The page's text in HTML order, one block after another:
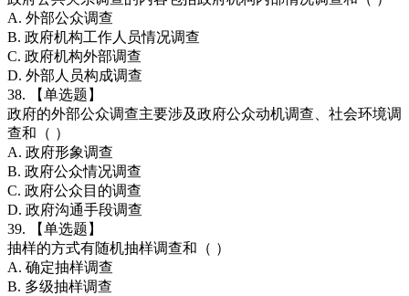
A. 外部公众调查
B. 政府机构工作人员情况调查
C. 政府机构外部调查
D. 外部人员构成调查
38. 【单选题】
政府的外部公众调查主要涉及政府公众动机调查、社会环境调
查和（ ）
A. 政府形象调查
B. 政府公众情况调查
C. 政府公众目的调查
D. 政府沟通手段调查
39. 【单选题】
抽样的方式有随机抽样调查和（ ）
A. 确定抽样调查
B. 多级抽样调查